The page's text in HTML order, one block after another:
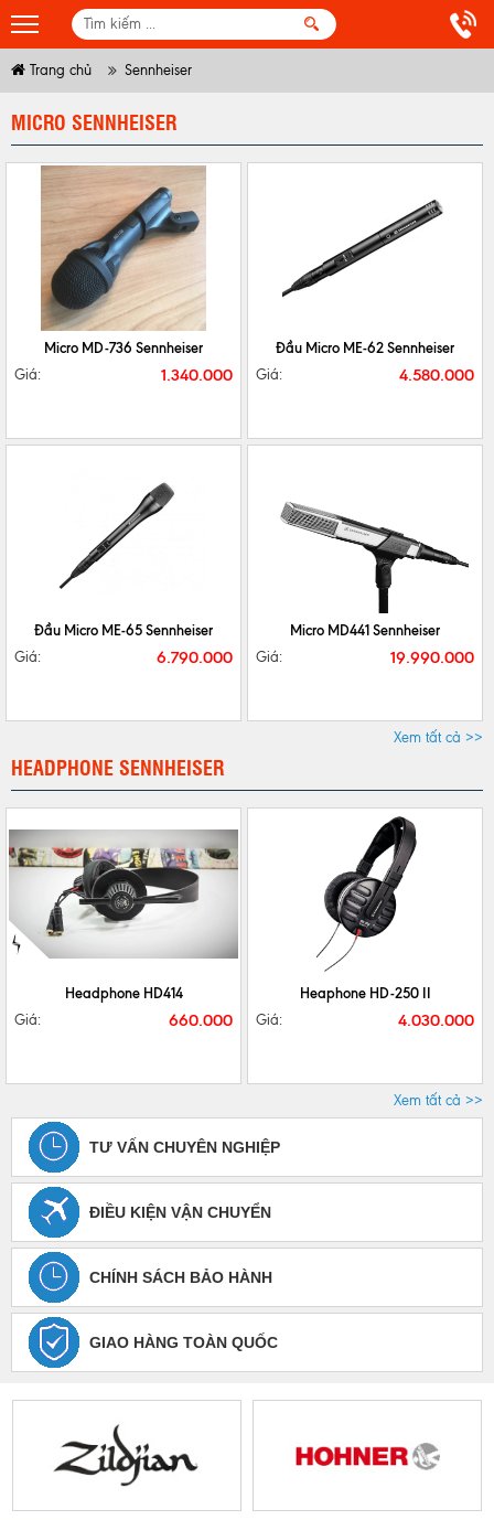
Trang chủ Sennheiser
MICRO SENNHEISER
CHI TIẾT MUA NGAY
Micro MD-736 Sennheiser
Giá: 1.340.000
Đầu Micro ME-62 Sennheiser
Giá: 4.580.000
Đầu Micro ME-65 Sennheiser
Giá: 6.790.000
MUA NGAY
Micro MD441 Sennheiser
Giá: 19.990.000
Xem tất cả >>
HEADPHONE SENNHEISER
CHI TIẾT MUA NGAY
Headphone HD414
Giá: 660.000
CHI TIẾT
Heaphone HD-250 II
Giá: 4.030.000
Xem tất cả >>
TƯ VẤN CHUYÊN NGHIỆP
ĐIỀU KIỆN VẬN CHUYỂN
CHÍNH SÁCH BẢO HÀNH
GIAO HÀNG TOÀN QUỐC